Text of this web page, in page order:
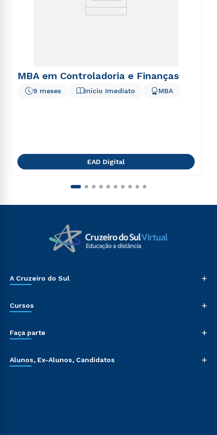
MBA em Controladoria e Finanças
Início Imediato
9 meses MBA
EAD Digital
A Cruzeiro do Sul +
Cursos +
Faça parte +
Alunos, Ex-Alunos, Candidatos +